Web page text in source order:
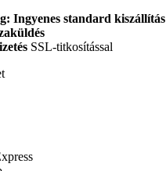
Ingyenes standard kiszállítás
SSL-titkosítással